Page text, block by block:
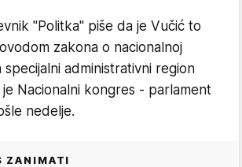
"Politka" piše da je Vučić to
zakona o nacionalnoj
administrativni region
Nacionalni kongres - parlament
nedelje.
ZANIMATI